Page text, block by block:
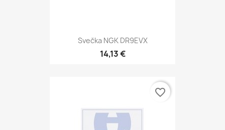
Svečka NGK DR9EVX
14,13 €
favorite_border